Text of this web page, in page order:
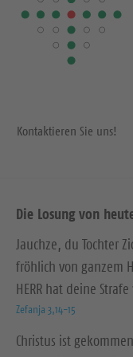
e
i
t
Kontaktieren Sie uns!
Die Losung von
Jauchze, du Tochter
fröhlich von ganzem
HERR hat deine
Zefanja 3,14-15
Christus ist